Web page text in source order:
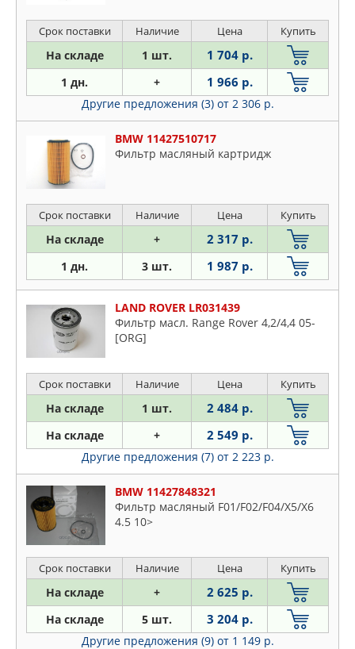
Срок поставки Наличие Цена Купить
На складе 1 шт. 1 704 р.
1 дн. + 1 966 р.
Другие предложения (3) от 2 306 р.
BMW 11427510717
Фильтр масляный картридж
Срок поставки Наличие Цена Купить
На складе + 2 317 р.
1 дн. 3 шт. 1 987 р.
LAND ROVER LR031439
Фильтр масл. Range Rover 4,2/4,4 05-
[ORG]
Срок поставки Наличие Цена Купить
На складе 1 шт. 2 484 р.
На складе + 2 549 р.
Другие предложения (7) от 2 223 р.
BMW 11427848321
Фильтр масляный F01/F02/F04/X5/X6
4.5 10>
Срок поставки Наличие Цена Купить
На складе + 2 625 р.
На складе 5 шт. 3 204 р.
Другие предложения (9) от 1 149 р.